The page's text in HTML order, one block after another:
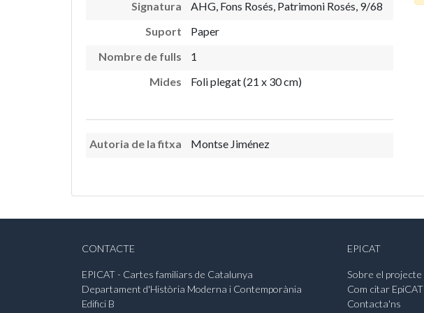
Signatura
AHG, Fons Rosés, Patrimoni Rosés, 9/68
Suport
Paper
Nombre de fulls
1
Mides
Foli plegat (21 x 30 cm)
Autoria de la fitxa Montse Jiménez
CONTACTE
EPICAT - Cartes familiars de Catalunya
Departament d'Història Moderna i Contemporània
Edifici B
EPICAT
Sobre el projecte
Com citar EpiCAT
Contacta'ns